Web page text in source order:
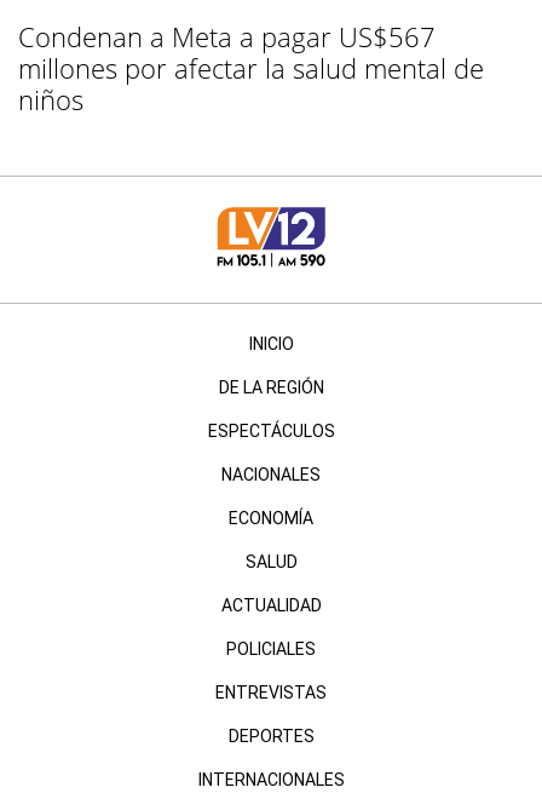
Condenan a Meta a pagar US$567
millones por afectar la salud mental de
niños
INICIO
DE LA REGIÓN
ESPECTÁCULOS
NACIONALES
ECONOMÍA
SALUD
ACTUALIDAD
POLICIALES
ENTREVISTAS
DEPORTES
INTERNACIONALES